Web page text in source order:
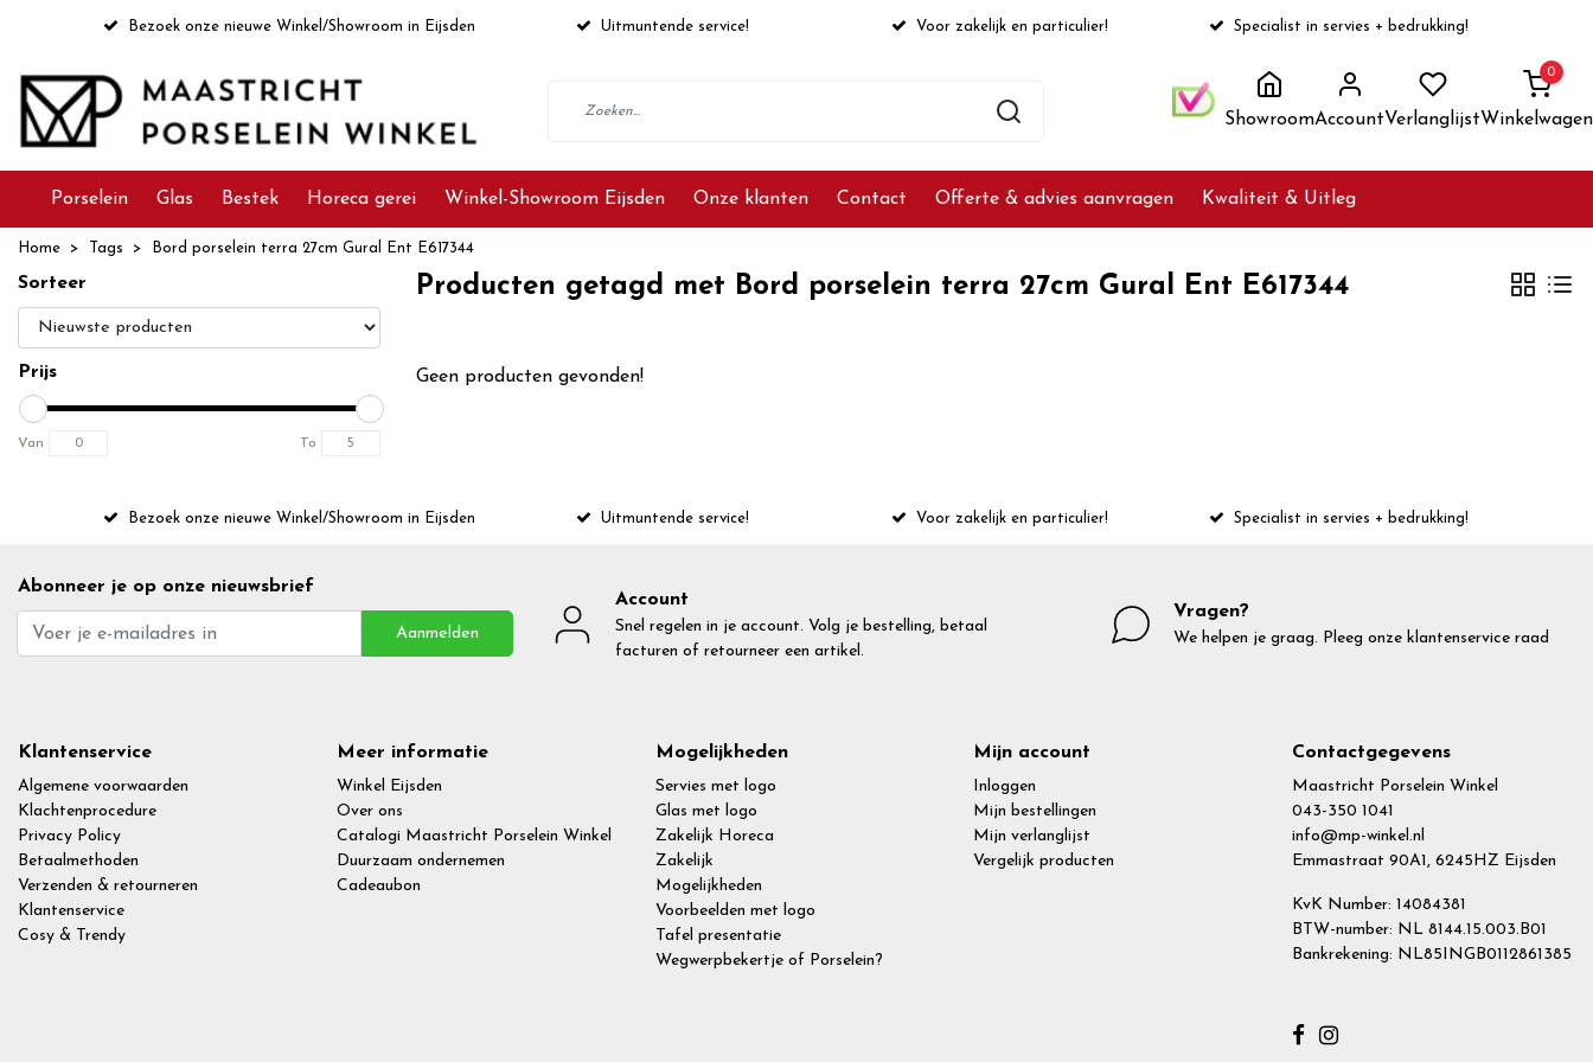
Bezoek onze nieuwe Winkel/Showroom in Eijsden Uitmuntende service! Voor zakelijk en particulier! Specialist in servies + bedrukking!
ShowroomAccountVerlanglijst
0
Winkelwagen
Porselein Glas Bestek Horeca gerei Winkel-Showroom Eijsden Onze klanten Contact Offerte & advies aanvragen Kwaliteit & Uitleg
Home Tags Bord porselein terra 27cm Gural Ent E617344
Sorteer
Prijs
Van To
Producten getagd met Bord porselein terra 27cm Gural Ent E617344
Geen producten gevonden!
Bezoek onze nieuwe Winkel/Showroom in Eijsden Uitmuntende service! Voor zakelijk en particulier! Specialist in servies + bedrukking!
Abonneer je op onze nieuwsbrief
Aanmelden
Account
Snel regelen in je account. Volg je bestelling, betaal
facturen of retourneer een artikel.
Vragen?
We helpen je graag. Pleeg onze klantenservice raad
Klantenservice
Algemene voorwaarden
Klachtenprocedure
Privacy Policy
Betaalmethoden
Verzenden & retourneren
Klantenservice
Cosy & Trendy
Meer informatie
Winkel Eijsden
Over ons
Catalogi Maastricht Porselein Winkel
Duurzaam ondernemen
Cadeaubon
Mogelijkheden
Servies met logo
Glas met logo
Zakelijk Horeca
Zakelijk
Mogelijkheden
Voorbeelden met logo
Tafel presentatie
Wegwerpbekertje of Porselein?
Mijn account
Inloggen
Mijn bestellingen
Mijn verlanglijst
Vergelijk producten
Contactgegevens
Maastricht Porselein Winkel
043-350 1041
info@mp-winkel.nl
Emmastraat 90A1, 6245HZ Eijsden
KvK Number: 14084381
BTW-number: NL 8144.15.003.B01
Bankrekening: NL85INGB0112861385